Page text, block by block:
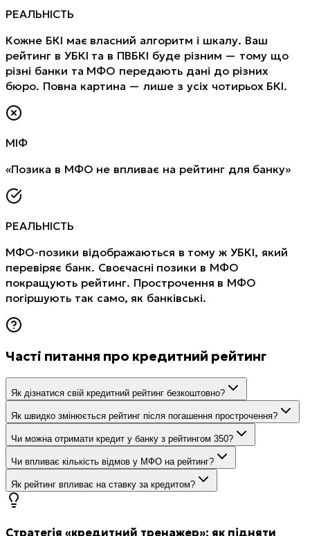
РЕАЛЬНІСТЬ
Кожне БКІ має власний алгоритм і шкалу. Ваш
рейтинг в УБКІ та в ПВБКІ буде різним — тому що
різні банки та МФО передають дані до різних
бюро. Повна картина — лише з усіх чотирьох БКІ.
МІФ
«Позика в МФО не впливає на рейтинг для банку»
РЕАЛЬНІСТЬ
МФО-позики відображаються в тому ж УБКІ, який
перевіряє банк. Своєчасні позики в МФО
покращують рейтинг. Прострочення в МФО
погіршують так само, як банківські.
Часті питання про кредитний рейтинг
Як дізнатися свій кредитний рейтинг безкоштовно?
Як швидко змінюється рейтинг після погашення прострочення?
Чи можна отримати кредит у банку з рейтингом 350?
Чи впливає кількість відмов у МФО на рейтинг?
Як рейтинг впливає на ставку за кредитом?
Стратегія «кредитний тренажер»: як підняти